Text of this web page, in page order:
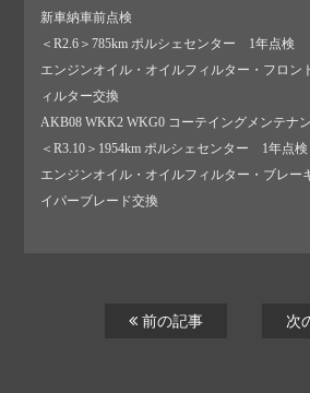
新車納車前点検
＜R2.6＞785km ポルシェセンター 1年点検
エンジンオイル・オイルフィルター・フロン
ィルター交換
AKB08 WKK2 WKG0 コーテイングメンテナ
＜R3.10＞1954km ポルシェセンター 1年点検
エンジンオイル・オイルフィルター・ブレー
イパーブレード交換
前の記事 次